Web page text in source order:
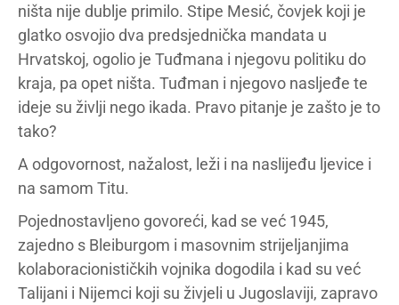
ništa nije dublje primilo. Stipe Mesić, čovjek koji je
glatko osvojio dva predsjednička mandata u
Hrvatskoj, ogolio je Tuđmana i njegovu politiku do
kraja, pa opet ništa. Tuđman i njegovo nasljeđe te
ideje su življi nego ikada. Pravo pitanje je zašto je to
tako?
A odgovornost, nažalost, leži i na naslijeđu ljevice i
na samom Titu.
Pojednostavljeno govoreći, kad se već 1945,
zajedno s Bleiburgom i masovnim strijeljanjima
kolaboracionističkih vojnika dogodila i kad su već
Talijani i Nijemci koji su živjeli u Jugoslaviji, zapravo